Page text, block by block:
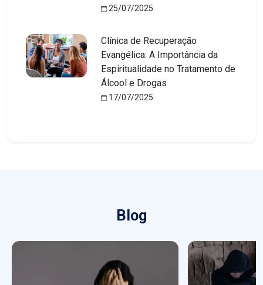
25/07/2025
Clínica de Recuperação
Evangélica: A Importância da
Espiritualidade no Tratamento de
Álcool e Drogas
17/07/2025
Blog